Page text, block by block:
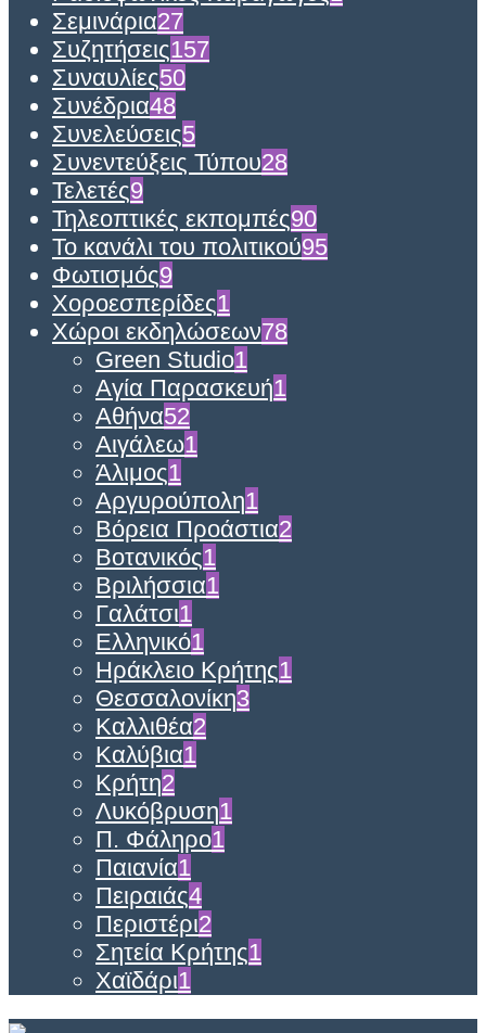
Σεμινάρια27
Συζητήσεις157
Συναυλίες50
Συνέδρια48
Συνελεύσεις5
Συνεντεύξεις Τύπου28
Τελετές9
Τηλεοπτικές εκπομπές90
Το κανάλι του πολιτικού95
Φωτισμός9
Χοροεσπερίδες1
Χώροι εκδηλώσεων78
Green Studio1
Αγία Παρασκευή1
Αθήνα52
Αιγάλεω1
Άλιμος1
Αργυρούπολη1
Βόρεια Προάστια2
Βοτανικός1
Βριλήσσια1
Γαλάτσι1
Ελληνικό1
Ηράκλειο Κρήτης1
Θεσσαλονίκη3
Καλλιθέα2
Καλύβια1
Κρήτη2
Λυκόβρυση1
Π. Φάληρο1
Παιανία1
Πειραιάς4
Περιστέρι2
Σητεία Κρήτης1
Χαϊδάρι1